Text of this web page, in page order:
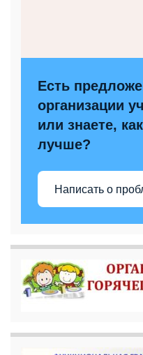
Есть
организации
или знаете,
лучше?
Написать о